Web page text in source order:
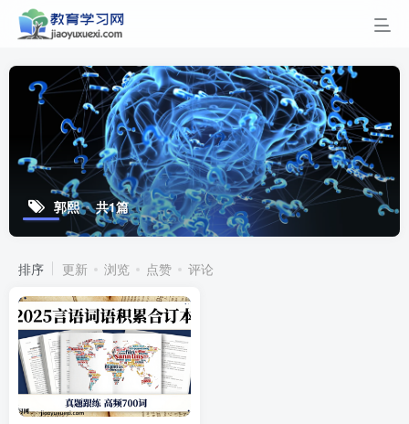
郭熙 共1篇
排序 更新 浏览 点赞 评论